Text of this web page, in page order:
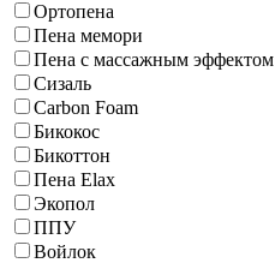
Ортопена
Пена мемори
Пена с массажным эффектом
Сизаль
Carbon Foam
Бикокос
Бикоттон
Пена Elax
Экопол
ППУ
Войлок